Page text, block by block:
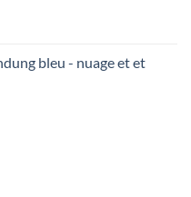
bleu - nuage et et